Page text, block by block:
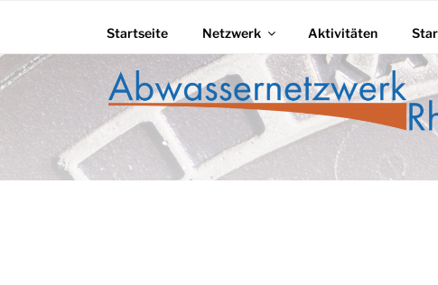
springen
Startseite Netzwerk Aktivitäten